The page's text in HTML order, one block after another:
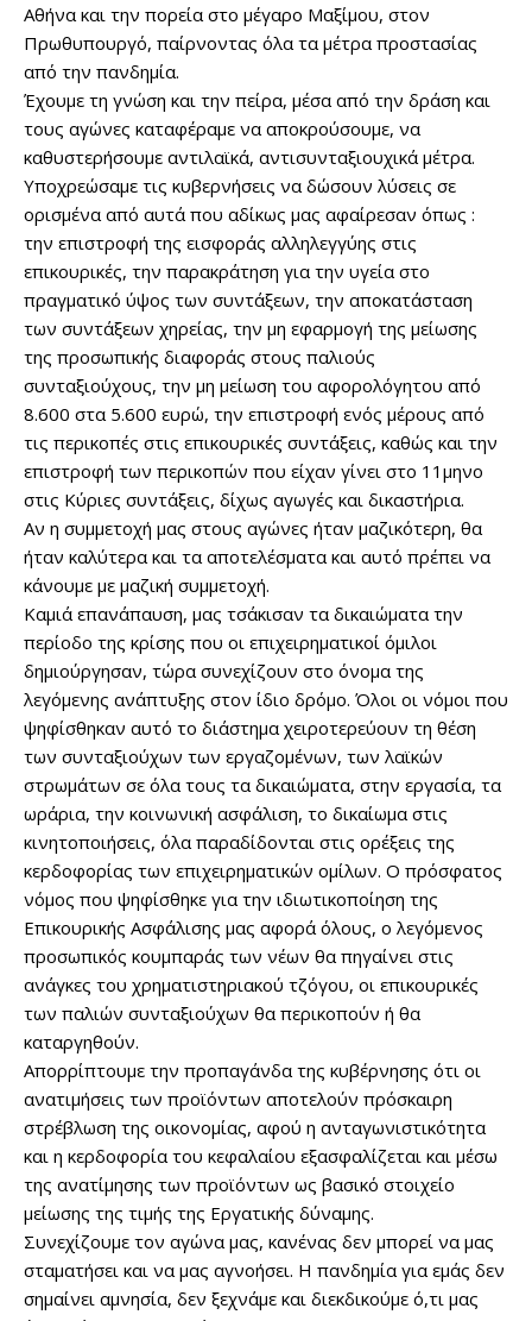
Αθήνα και την πορεία στο μέγαρο Μαξίμου, στον
Πρωθυπουργό, παίρνοντας όλα τα μέτρα προστασίας
από την πανδημία.
Έχουμε τη γνώση και την πείρα, μέσα από την δράση και
τους αγώνες καταφέραμε να αποκρούσουμε, να
καθυστερήσουμε αντιλαϊκά, αντισυνταξιουχικά μέτρα.
Υποχρεώσαμε τις κυβερνήσεις να δώσουν λύσεις σε
ορισμένα από αυτά που αδίκως μας αφαίρεσαν όπως :
την επιστροφή της εισφοράς αλληλεγγύης στις
επικουρικές, την παρακράτηση για την υγεία στο
πραγματικό ύψος των συντάξεων, την αποκατάσταση
των συντάξεων χηρείας, την μη εφαρμογή της μείωσης
της προσωπικής διαφοράς στους παλιούς
συνταξιούχους, την μη μείωση του αφορολόγητου από
8.600 στα 5.600 ευρώ, την επιστροφή ενός μέρους από
τις περικοπές στις επικουρικές συντάξεις, καθώς και την
επιστροφή των περικοπών που είχαν γίνει στο 11μηνο
στις Κύριες συντάξεις, δίχως αγωγές και δικαστήρια.
Αν η συμμετοχή μας στους αγώνες ήταν μαζικότερη, θα
ήταν καλύτερα και τα αποτελέσματα και αυτό πρέπει να
κάνουμε με μαζική συμμετοχή.
Καμιά επανάπαυση, μας τσάκισαν τα δικαιώματα την
περίοδο της κρίσης που οι επιχειρηματικοί όμιλοι
δημιούργησαν, τώρα συνεχίζουν στο όνομα της
λεγόμενης ανάπτυξης στον ίδιο δρόμο. Όλοι οι νόμοι που
ψηφίσθηκαν αυτό το διάστημα χειροτερεύουν τη θέση
των συνταξιούχων των εργαζομένων, των λαϊκών
στρωμάτων σε όλα τους τα δικαιώματα, στην εργασία, τα
ωράρια, την κοινωνική ασφάλιση, το δικαίωμα στις
κινητοποιήσεις, όλα παραδίδονται στις ορέξεις της
κερδοφορίας των επιχειρηματικών ομίλων. Ο πρόσφατος
νόμος που ψηφίσθηκε για την ιδιωτικοποίηση της
Επικουρικής Ασφάλισης μας αφορά όλους, ο λεγόμενος
προσωπικός κουμπαράς των νέων θα πηγαίνει στις
ανάγκες του χρηματιστηριακού τζόγου, οι επικουρικές
των παλιών συνταξιούχων θα περικοπούν ή θα
καταργηθούν.
Απορρίπτουμε την προπαγάνδα της κυβέρνησης ότι οι
ανατιμήσεις των προϊόντων αποτελούν πρόσκαιρη
στρέβλωση της οικονομίας, αφού η ανταγωνιστικότητα
και η κερδοφορία του κεφαλαίου εξασφαλίζεται και μέσω
της ανατίμησης των προϊόντων ως βασικό στοιχείο
μείωσης της τιμής της Εργατικής δύναμης.
Συνεχίζουμε τον αγώνα μας, κανένας δεν μπορεί να μας
σταματήσει και να μας αγνοήσει. Η πανδημία για εμάς δεν
σημαίνει αμνησία, δεν ξεχνάμε και διεκδικούμε ό,τι μας